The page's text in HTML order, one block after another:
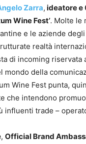
Zarra, ideatore e
Wine Fest’. Molte le
e le aziende
realtà
di incoming
mondo della
Wine Fest punta,
che intendono
influenti trade –
, Official Brand